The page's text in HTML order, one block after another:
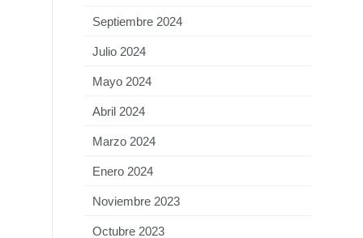
Septiembre 2024
Julio 2024
Mayo 2024
Abril 2024
Marzo 2024
Enero 2024
Noviembre 2023
Octubre 2023